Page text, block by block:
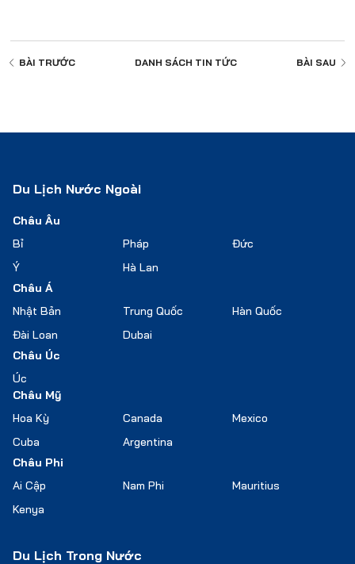
BÀI TRƯỚC DANH SÁCH TIN TỨC BÀI SAU
Du Lịch Nước Ngoài
Châu Âu
Bỉ
Pháp
Đức
Ý
Hà Lan
Châu Á
Nhật Bản
Trung Quốc
Hàn Quốc
Đài Loan
Dubai
Châu Úc
Úc
Châu Mỹ
Hoa Kỳ
Canada
Mexico
Cuba
Argentina
Châu Phi
Ai Cập
Nam Phi
Mauritius
Kenya
Du Lịch Trong Nước